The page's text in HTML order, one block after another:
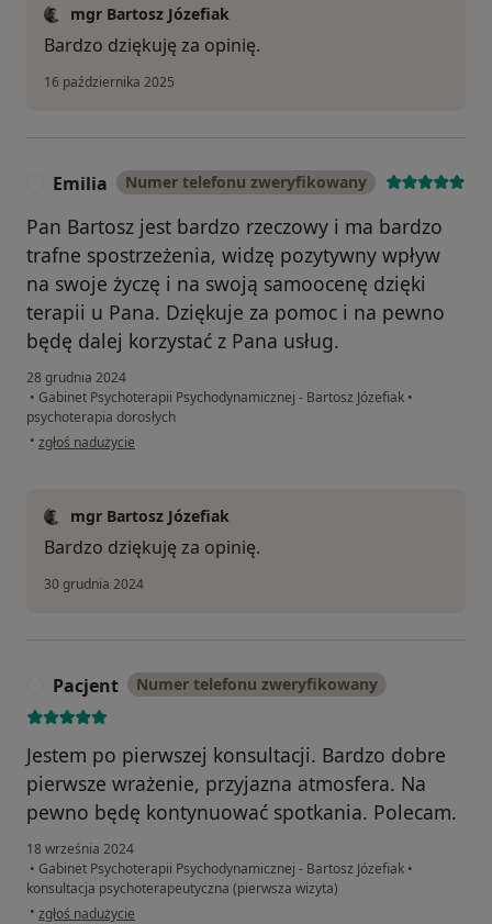
mgr Bartosz Józefiak
Bardzo dziękuję za opinię.
16 października 2025
Emilia Numer telefonu zweryfikowany
Pan Bartosz jest bardzo rzeczowy i ma bardzo
trafne spostrzeżenia, widzę pozytywny wpływ
na swoje życzę i na swoją samoocenę dzięki
terapii u Pana. Dziękuje za pomoc i na pewno
będę dalej korzystać z Pana usług.
28 grudnia 2024
• Gabinet Psychoterapii Psychodynamicznej - Bartosz Józefiak •
psychoterapia dorosłych
• w opinii użytkownika Emilia
zgłoś nadużycie
mgr Bartosz Józefiak
Bardzo dziękuję za opinię.
30 grudnia 2024
Pacjent Numer telefonu zweryfikowany
Jestem po pierwszej konsultacji. Bardzo dobre
pierwsze wrażenie, przyjazna atmosfera. Na
pewno będę kontynuować spotkania. Polecam.
18 września 2024
• Gabinet Psychoterapii Psychodynamicznej - Bartosz Józefiak •
konsultacja psychoterapeutyczna (pierwsza wizyta)
• w opinii użytkownika Pacjent
zgłoś nadużycie